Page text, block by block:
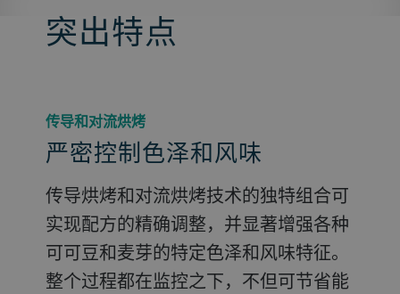
突出特点
传导和对流烘烤
严密控制色泽和风味
传导烘烤和对流烘烤技术的独特组合可
实现配方的精确调整，并显著增强各种
可可豆和麦芽的特定色泽和风味特征。
整个过程都在监控之下，不但可节省能